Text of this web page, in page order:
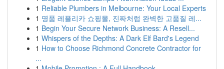
1 Reliable Plumbers in Melbourne: Your Local Experts
1 명품 레플리카 쇼핑몰, 진짜처럼 완벽한 고품질 레...
1 Begin Your Secure Network Business: A Resell...
1 Whispers of the Depths: A Dark Elf Bard's Legend
1 How to Choose Richmond Concrete Contractor for
...